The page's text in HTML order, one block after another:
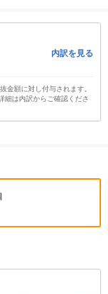
内訳を見る
金額に対し付与されます。
細は内訳からご確認くださ